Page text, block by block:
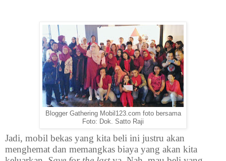
Blogger Gathering Mobil123.com foto bersama
Foto: Dok. Satto Raji
Jadi, mobil bekas yang kita beli ini justru akan
menghemat dan memangkas biaya yang akan kita